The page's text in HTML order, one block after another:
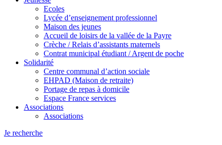
Ecoles
Lycée d’enseignement professionnel
Maison des jeunes
Accueil de loisirs de la vallée de la Payre
Crèche / Relais d’assistants maternels
Contrat municipal étudiant / Argent de poche
Solidarité
Centre communal d’action sociale
EHPAD (Maison de retraite)
Portage de repas à domicile
Espace France services
Associations
Associations
Je recherche